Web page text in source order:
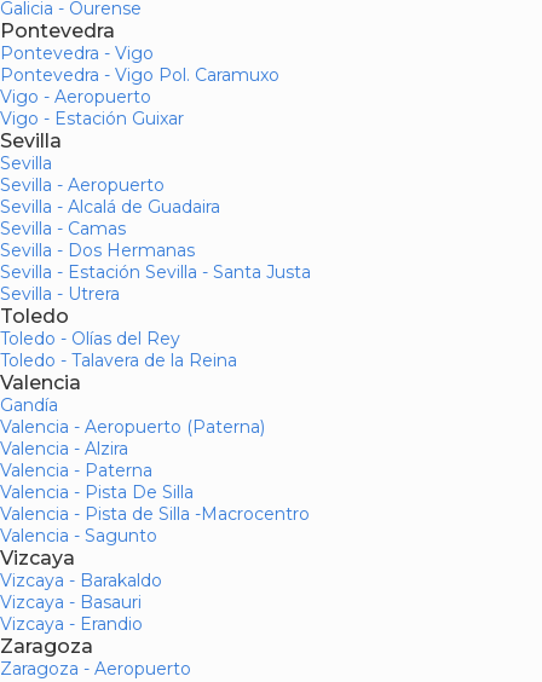
Galicia - Ourense
Pontevedra
Pontevedra - Vigo
Pontevedra - Vigo Pol. Caramuxo
Vigo - Aeropuerto
Vigo - Estación Guixar
Sevilla
Sevilla
Sevilla - Aeropuerto
Sevilla - Alcalá de Guadaira
Sevilla - Camas
Sevilla - Dos Hermanas
Sevilla - Estación Sevilla - Santa Justa
Sevilla - Utrera
Toledo
Toledo - Olías del Rey
Toledo - Talavera de la Reina
Valencia
Gandía
Valencia - Aeropuerto (Paterna)
Valencia - Alzira
Valencia - Paterna
Valencia - Pista De Silla
Valencia - Pista de Silla -Macrocentro
Valencia - Sagunto
Vizcaya
Vizcaya - Barakaldo
Vizcaya - Basauri
Vizcaya - Erandio
Zaragoza
Zaragoza - Aeropuerto